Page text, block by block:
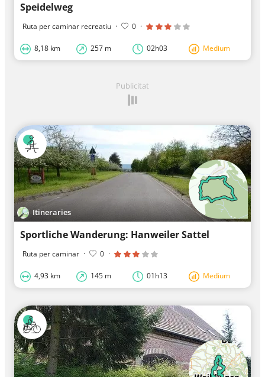
Speidelweg
Ruta per caminar recreatiu · 0 ·
8,18 km 257 m 02h03 Medium
Publicitat
Itineraries
Sportliche Wanderung: Hanweiler Sattel
Ruta per caminar · 0 ·
4,93 km 145 m 01h13 Medium